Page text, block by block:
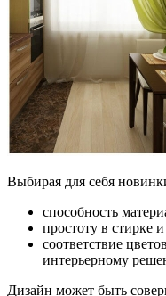
Выбирая для себя
способность
простоту в стирке
соответствие
интерьерному
Дизайн может быть